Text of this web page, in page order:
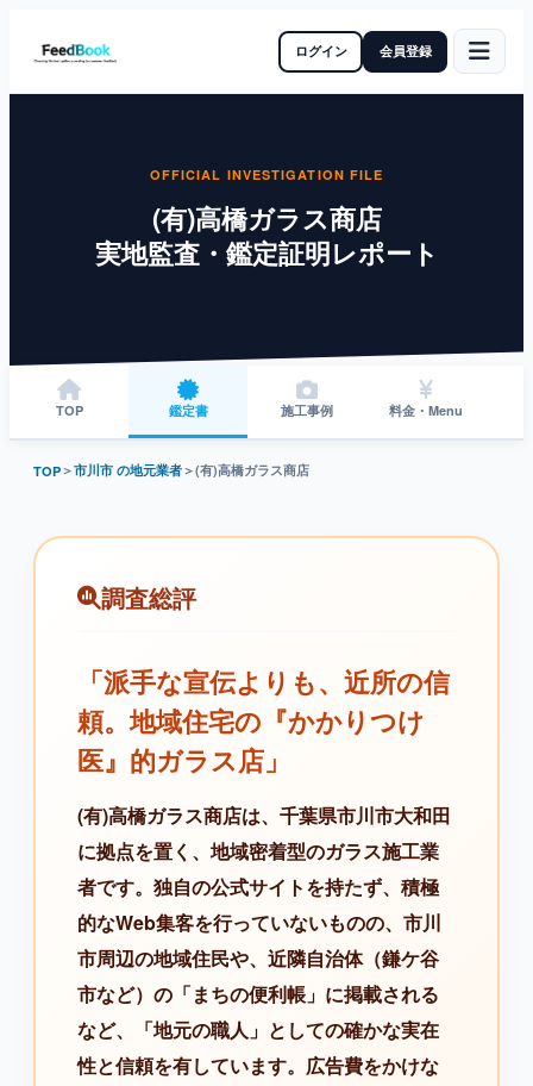
ログイン 会員登録
OFFICIAL INVESTIGATION FILE
(有)高橋ガラス商店
実地監査・鑑定証明レポート
TOP 鑑定書 施工事例 料金・Menu
TOP＞市川市 の地元業者＞(有)高橋ガラス商店
調査総評
「派手な宣伝よりも、近所の信
頼。地域住宅の『かかりつけ
医』的ガラス店」
(有)高橋ガラス商店は、千葉県市川市大和田
に拠点を置く、地域密着型のガラス施工業
者です。独自の公式サイトを持たず、積極
的なWeb集客を行っていないものの、市川
市周辺の地域住民や、近隣自治体（鎌ケ谷
市など）の「まちの便利帳」に掲載される
など、「地元の職人」としての確かな実在
性と信頼を有しています。広告費をかけな